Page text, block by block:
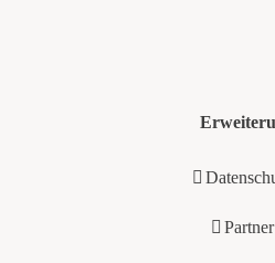
Partner